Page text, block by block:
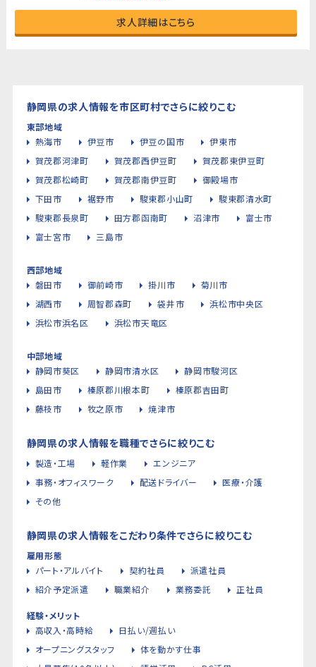
求人詳細はこちら
静岡県の求人情報を市区町村でさらに絞りこむ
東部地域
熱海市
伊豆市 伊豆の国市
伊東市
賀茂郡河津町
賀茂郡西伊豆町
賀茂郡東伊豆町
賀茂郡松崎町
賀茂郡南伊豆町
御殿場市
下田市
裾野市 駿東郡小山町
駿東郡清水町
駿東郡長泉町
田方郡函南町 沼津市
富士市
富士宮市
三島市
西部地域
磐田市
御前崎市 掛川市
菊川市
湖西市
周智郡森町 袋井市
浜松市中央区
浜松市浜名区
浜松市天竜区
中部地域
静岡市葵区
静岡市清水区
静岡市駿河区
島田市
榛原郡川根本町
榛原郡吉田町
藤枝市
牧之原市 焼津市
静岡県の求人情報を職種でさらに絞りこむ
製造・工場 軽作業
エンジニア
事務・オフィスワーク
配送ドライバー
医療・介護
その他
静岡県の求人情報をこだわり条件でさらに絞りこむ
雇用形態
パート・アルバイト
契約社員
派遣社員
紹介予定派遣
職業紹介 業務委託 正社員
経験・メリット
高収入・高時給
日払い/週払い
オープニングスタッフ
体を動かす仕事